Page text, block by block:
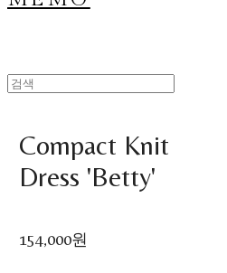
Compact Knit
Dress 'Betty'
154,000원